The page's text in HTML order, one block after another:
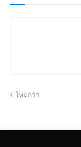
ใหม่กว่า